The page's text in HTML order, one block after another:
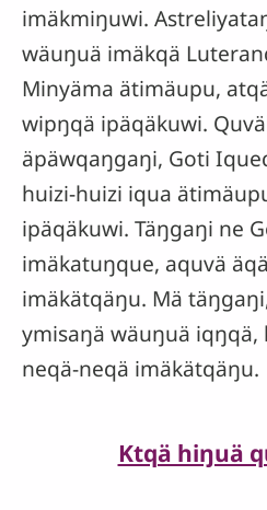
imäkmiŋuwi.
wäuŋuä imäkqä
Minyäma ätimäupu,
wipŋqä ipäqäkuwi.
äpäwqaŋgaŋi, Goti
huizi-huizi iqua
ipäqäkuwi. Täŋgaŋi ne
imäkatuŋque, aquvä
imäkätqäŋu. Mä
ymisaŋä wäuŋuä
neqä-neqä imäkätqäŋu.
Ktqä hiŋuä